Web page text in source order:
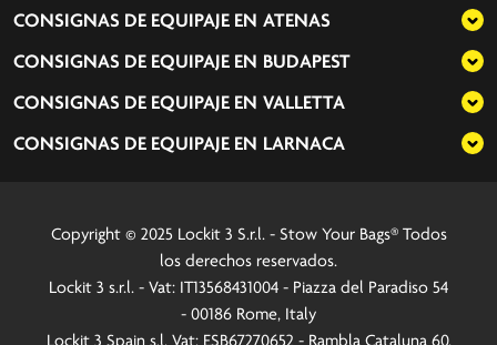
CONSIGNAS DE EQUIPAJE EN ATENAS
CONSIGNAS DE EQUIPAJE EN BUDAPEST
CONSIGNAS DE EQUIPAJE EN VALLETTA
CONSIGNAS DE EQUIPAJE EN LARNACA
Copyright © 2025 Lockit 3 S.r.l. - Stow Your Bags® Todos
los derechos reservados.
Lockit 3 s.r.l. - Vat: IT13568431004 - Piazza del Paradiso 54
- 00186 Rome, Italy
Lockit 3 Spain s.l. Vat: ESB67270652 - Rambla Cataluna 60,